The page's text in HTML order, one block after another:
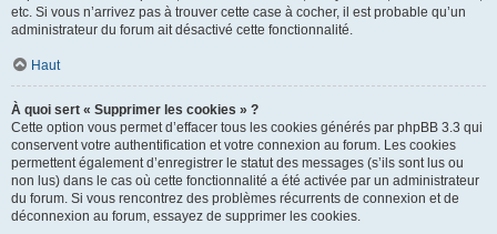
etc. Si vous n’arrivez pas à trouver cette case à cocher, il est probable qu’un
administrateur du forum ait désactivé cette fonctionnalité.
Haut
À quoi sert « Supprimer les cookies » ?
Cette option vous permet d’effacer tous les cookies générés par phpBB 3.3 qui
conservent votre authentification et votre connexion au forum. Les cookies
permettent également d’enregistrer le statut des messages (s’ils sont lus ou
non lus) dans le cas où cette fonctionnalité a été activée par un administrateur
du forum. Si vous rencontrez des problèmes récurrents de connexion et de
déconnexion au forum, essayez de supprimer les cookies.